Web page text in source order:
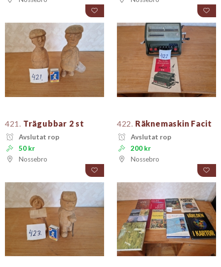
421. Trägubbar 2 st
Avslutat rop
50 kr
Nossebro
422. Räknemaskin Facit
Avslutat rop
200 kr
Nossebro